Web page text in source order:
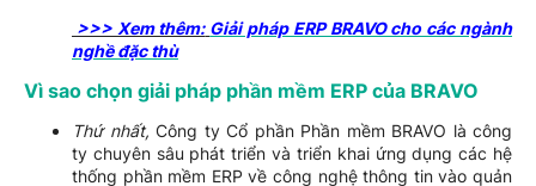
>>> Xem thêm: Giải pháp ERP BRAVO cho các ngành
nghề đặc thù
Vì sao chọn giải pháp phần mềm ERP của BRAVO
Thứ nhất, Công ty Cổ phần Phần mềm BRAVO là công
ty chuyên sâu phát triển và triển khai ứng dụng các hệ
thống phần mềm ERP về công nghệ thông tin vào quản